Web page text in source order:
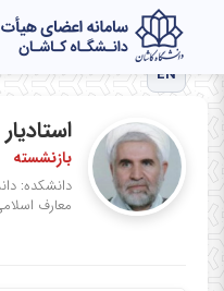
EN
بازنشسته
دانشکده:
معارف